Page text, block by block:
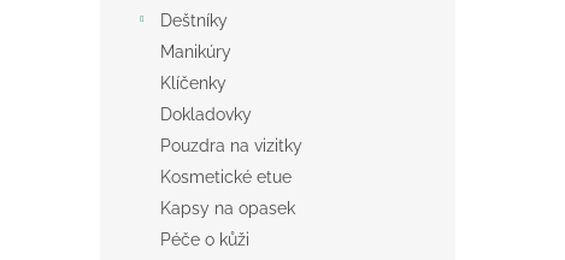
Deštníky
Manikúry
Klíčenky
Dokladovky
Pouzdra na vizitky
Kosmetické etue
Kapsy na opasek
Péče o kůži